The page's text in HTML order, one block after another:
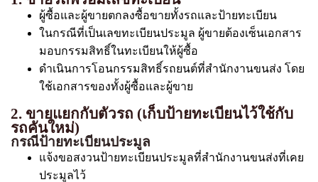
ผู้ซื้อและผู้ขายตกลงซื้อขายทั้งรถและป้ายทะเบียน
ในกรณีที่เป็นเลขทะเบียนประมูล ผู้ขายต้องเซ็นเอกสาร
มอบกรรมสิทธิ์ในทะเบียนให้ผู้ซื้อ
ดำเนินการโอนกรรมสิทธิ์รถยนต์ที่สำนักงานขนส่ง โดย
ใช้เอกสารของทั้งผู้ซื้อและผู้ขาย
2. ขายแยกกับตัวรถ (เก็บป้ายทะเบียนไว้ใช้กับ
รถคันใหม่)
กรณีป้ายทะเบียนประมูล
แจ้งขอสงวนป้ายทะเบียนประมูลที่สำนักงานขนส่งที่เคย
ประมูลไว้